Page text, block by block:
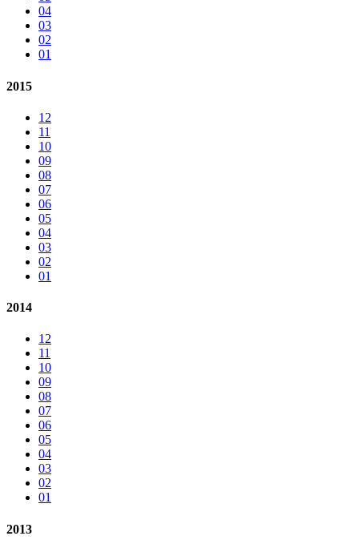
04
03
02
01
2015
12
11
10
09
08
07
06
05
04
03
02
01
2014
12
11
10
09
08
07
06
05
04
03
02
01
2013